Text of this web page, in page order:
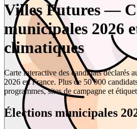
Villes Futures —
municipales 2026
climatiques
Carte interactive des candidats déclarés
2026 en France. Plus de 50 000
programmes, sites de campagne et
Élections municipales